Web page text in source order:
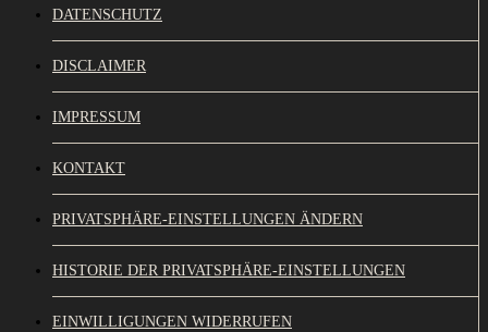
DATENSCHUTZ
DISCLAIMER
IMPRESSUM
KONTAKT
PRIVATSPHÄRE-EINSTELLUNGEN ÄNDERN
HISTORIE DER PRIVATSPHÄRE-EINSTELLUNGEN
EINWILLIGUNGEN WIDERRUFEN